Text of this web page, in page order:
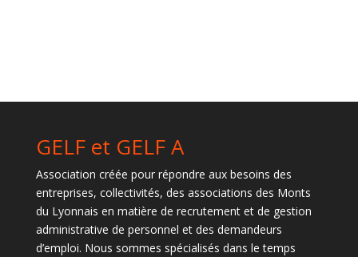
GELF et GELF A
Association créée pour répondre aux besoins des
entreprises, collectivités, des associations des Monts
du Lyonnais en matière de recrutement et de gestion
administrative de personnel et des demandeurs
d’emploi. Nous sommes spécialisés dans le temps